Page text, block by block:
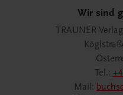
Wir sind
TRAUNER
Tel.:
Mail: